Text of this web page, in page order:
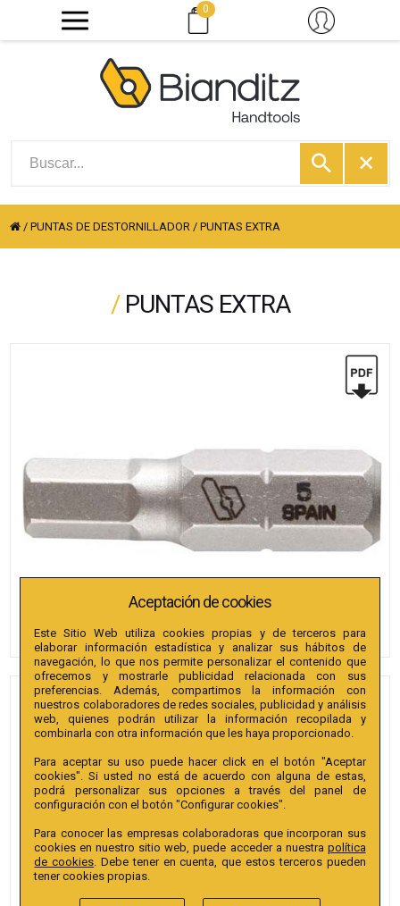
0
/PUNTAS DE DESTORNILLADOR /PUNTAS EXTRA
/ PUNTAS EXTRA
PUNTAS BIANDITZ
HEXAGONAL PULGADAS 7/32"
Referencia:238456
Colección
Punta Hex. 25mm 1/4" Pulgadas Extra.
EAN13:
Aceptación de cookies
Este Sitio Web utiliza cookies propias y de terceros para
elaborar información estadística y analizar sus hábitos de
navegación, lo que nos permite personalizar el contenido que
ofrecemos y mostrarle publicidad relacionada con sus
preferencias. Además, compartimos la información con
nuestros colaboradores de redes sociales, publicidad y análisis
web, quienes podrán utilizar la información recopilada y
combinarla con otra información que les haya proporcionado.
Para aceptar su uso puede hacer click en el botón "Aceptar
cookies". Si usted no está de acuerdo con alguna de estas,
podrá personalizar sus opciones a través del panel de
configuración con el botón "Configurar cookies".
Para conocer las empresas colaboradoras que incorporan sus
cookies en nuestro sitio web, puede acceder a nuestra política
de cookies . Debe tener en cuenta, que estos terceros pueden
tener cookies propias.